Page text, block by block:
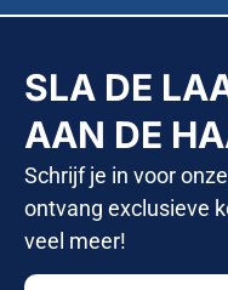
SLA DE
AAN DE
Schrijf je in voor
ontvang exclusieve
veel meer!